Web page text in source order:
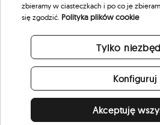
© 2026 Scorpion Eyewear.
zbieramy w ciasteczkach i po co je
się zgodzić. Polityka plików cookie
Tylko
Konfiguruj
Akceptuję